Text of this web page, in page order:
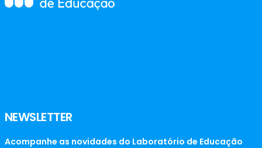
NEWSLETTER
Acompanhe as novidades do Laboratório de Educação